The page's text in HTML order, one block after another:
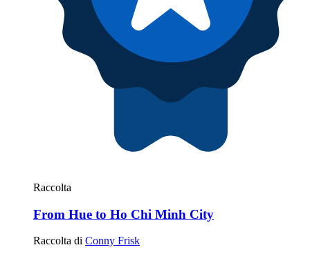
Raccolta
From Hue to Ho Chi Minh City
Raccolta di Conny Frisk